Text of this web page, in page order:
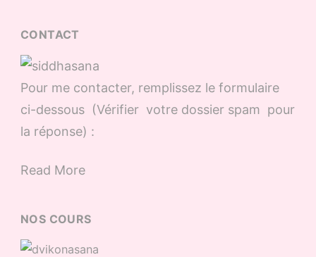
CONTACT
Pour me contacter, remplissez le formulaire
ci-dessous (Vérifier votre dossier spam pour
la réponse) :
Read More
NOS COURS